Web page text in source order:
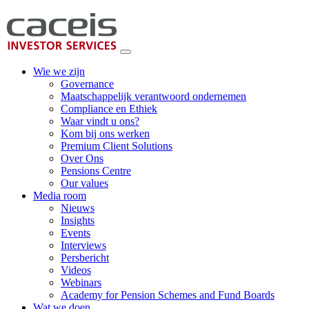
Wie we zijn
Governance
Maatschappelijk verantwoord ondernemen
Compliance en Ethiek
Waar vindt u ons?
Kom bij ons werken
Premium Client Solutions
Over Ons
Pensions Centre
Our values
Media room
Nieuws
Insights
Events
Interviews
Persbericht
Videos
Webinars
Academy for Pension Schemes and Fund Boards